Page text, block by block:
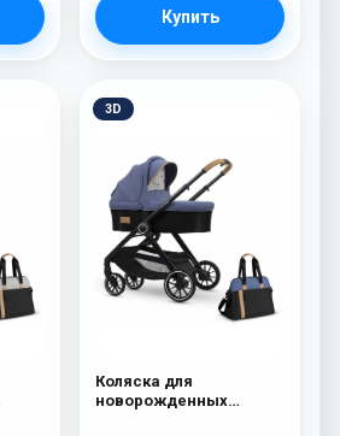
Купить
3D
Коляска для
новорожденных